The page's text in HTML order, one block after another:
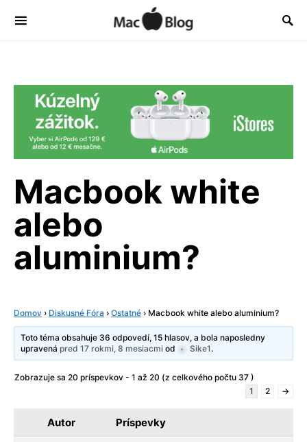
Macbook white
alebo
aluminium?
Domov › Diskusné Fóra › Ostatné › Macbook white alebo aluminium?
Toto téma obsahuje 36 odpovedí, 15 hlasov, a bola naposledny
upravenápred 17 rokmi, 8 mesiacmi od Sike1.
Zobrazuje sa 20 príspevkov - 1 až 20 (z celkového počtu 37 )
1
2 →
Autor Príspevky